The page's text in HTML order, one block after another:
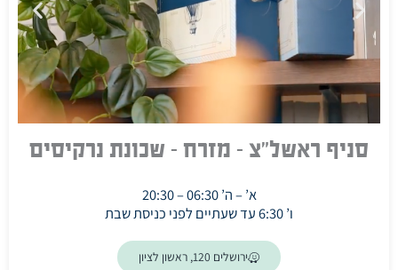
סניף ראשל"צ - מזרח - שכונת נרקיסים
א’ – ה’ 06:30 – 20:30
ו’ 6:30 עד שעתיים לפני כניסת שבת
ירושלים 120, ראשון לציון